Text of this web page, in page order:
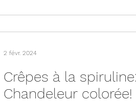
Crêpes à la
Chandeleur colorée!
2 févr. 2024